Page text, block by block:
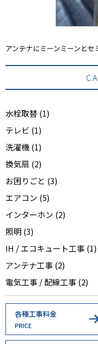
アンテナにミーンミーンと
水栓取替 (1)
テレビ (1)
洗濯機 (1)
換気扇 (2)
お困りごと (3)
エアコン (5)
インターホン (2)
照明 (3)
IH / エコキュート工事 (1)
アンテナ工事 (2)
電気工事 / 配線工事 (2)
各種工事料金
PRICE